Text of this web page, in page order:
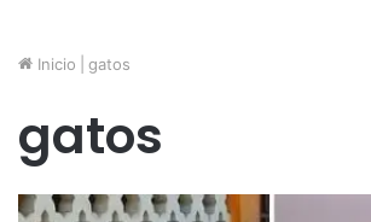
Inicio gatos
gatos